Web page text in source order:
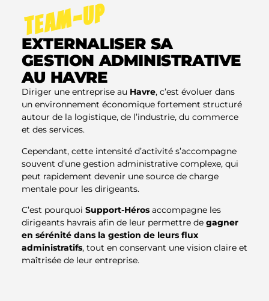
TEAM-UP
EXTERNALISER SA
GESTION ADMINISTRATIVE
AU HAVRE
Diriger une entreprise au Havre, c’est évoluer dans
un environnement économique fortement structuré
autour de la logistique, de l’industrie, du commerce
et des services.
Cependant, cette intensité d’activité s’accompagne
souvent d’une gestion administrative complexe, qui
peut rapidement devenir une source de charge
mentale pour les dirigeants.
C’est pourquoi Support-Hérosaccompagne les
dirigeants havrais afin de leur permettre de gagner
en sérénité dans la gestion de leurs flux
administratifs, tout en conservant une vision claire et
maîtrisée de leur entreprise.